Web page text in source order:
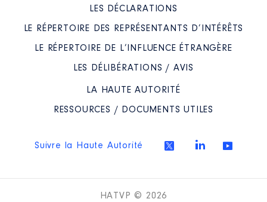
LES DÉCLARATIONS
LE RÉPERTOIRE DES REPRÉSENTANTS D’INTÉRÊTS
LE RÉPERTOIRE DE L’INFLUENCE ÉTRANGÈRE
LES DÉLIBÉRATIONS / AVIS
LA HAUTE AUTORITÉ
RESSOURCES / DOCUMENTS UTILES
Suivre la Haute Autorité
HATVP © 2026